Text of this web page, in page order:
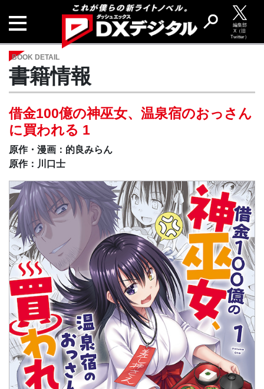
編集部
X（旧
Twitter）
BOOK DETAIL
書籍情報
借⾦100億の神巫⼥、温泉宿のおっさん
に買われる 1
原作・漫画：的良みらん
原作：川口士